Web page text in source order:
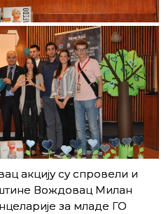
акцију су спровели и
Вождовац Милан
за младе ГО